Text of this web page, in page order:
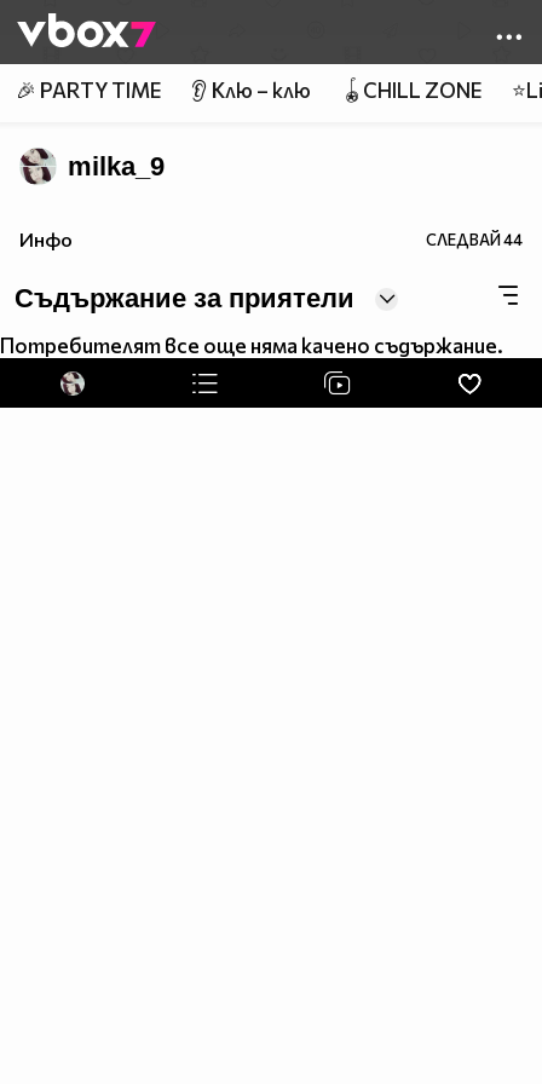
👾
🎉 PARTY TIME 👂 Клю – клю 🪀CHILL ZONE
milka_9
Инфо СЛЕДВАЙ44
Съдържание за приятели
Потребителят все още няма качено съдържание.